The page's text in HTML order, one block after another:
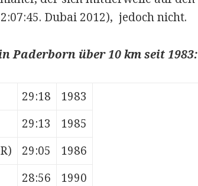
Dubai 2012), jedoch nicht.
Paderborn über 10 km seit 1983:
29:18
1983
29:13
1985
29:05
1986
28:56
1990